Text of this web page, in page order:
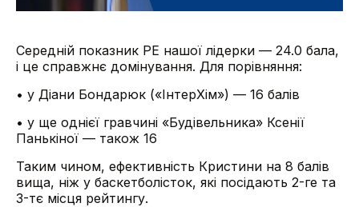
Середній показник РЕ нашої лідерки — 24.0 бала,
і це справжнє домінування. Для порівняння:
• у Діани Бондарюк («ІнтерХім») — 16 балів
• у ще однієї гравчині «Будівельника» Ксенії
Панькіної — також 16
Таким чином, ефективність Кристини на 8 балів
вища, ніж у баскетболісток, які посідають 2-ге та
3-тє місця рейтингу.